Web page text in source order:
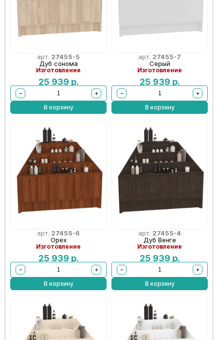
арт. 27455-5
Дуб сонома
Изготовление
25 939 р.
−
+
В корзину
арт. 27455-7
Серый
Изготовление
25 939 р.
−
+
В корзину
арт. 27455-6
Орех
Изготовление
25 939 р.
−
+
В корзину
арт. 27455-4
Дуб Венге
Изготовление
25 939 р.
−
+
В корзину